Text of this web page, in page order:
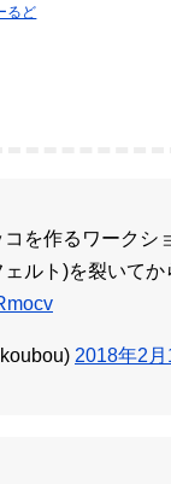
るど
を作るワークシ
ルト)を裂いて
2018年2